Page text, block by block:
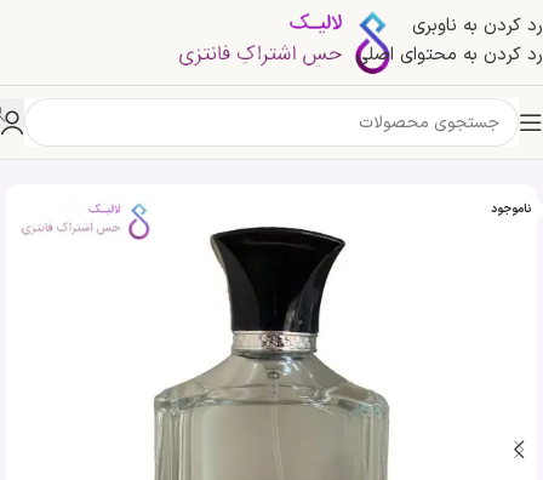
رد کردن به ناوبری
رد کردن به محتوای اصلی
خانه» فروشگاه»
ناموجود